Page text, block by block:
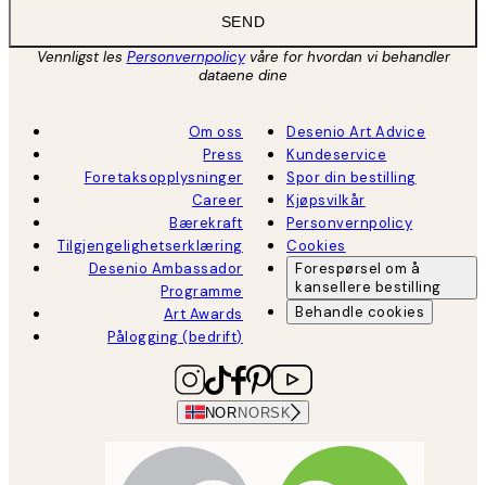
SEND
Vennligst les Personvernpolicyvåre for hvordan vi behandler
dataene dine
Om oss
Press
Foretaksopplysninger
Career
Bærekraft
Tilgjengelighetserklæring
Desenio Ambassador
Programme
Art Awards
Pålogging (bedrift)
Desenio Art Advice
Kundeservice
Spor din bestilling
Kjøpsvilkår
Personvernpolicy
Cookies
Forespørsel om å
kansellere bestilling
Behandle cookies
NORNORSK